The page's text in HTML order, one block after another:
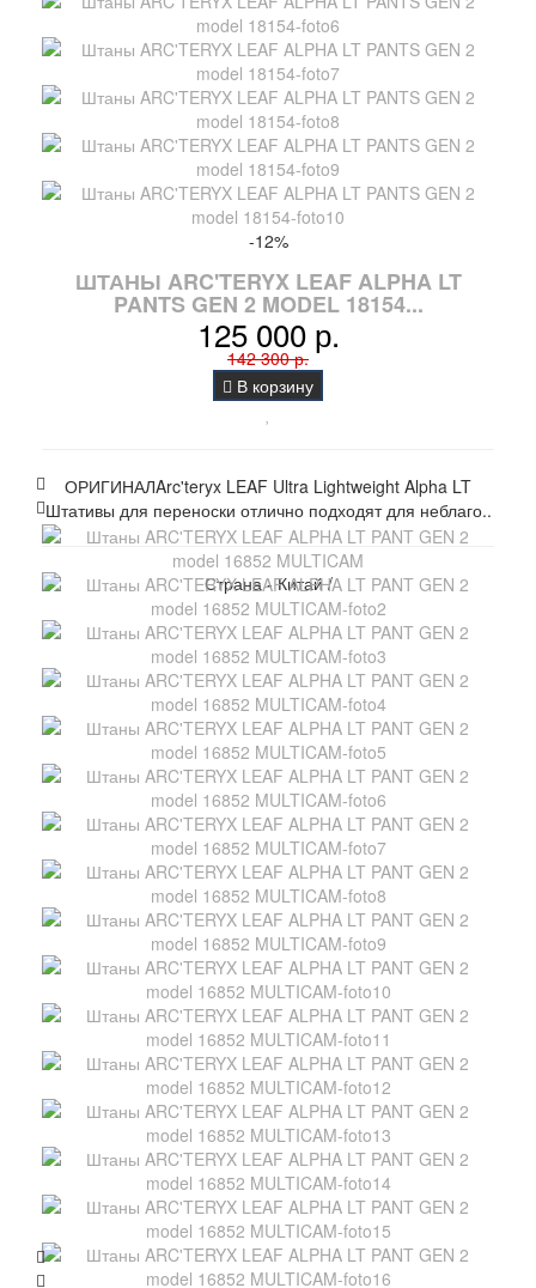
-12%
ШТАНЫ ARC'TERYX LEAF ALPHA LT
PANTS GEN 2 MODEL 18154...
125 000 р.
142 300 р.
В корзину
ОРИГИНАЛArc'teryx LEAF Ultra Lightweight Alpha LT
Штативы для переноски отлично подходят для неблаго..
Страна - Китай /